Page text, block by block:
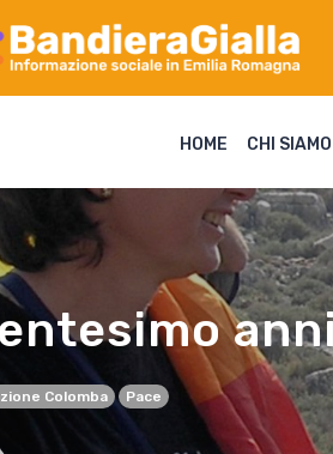
HOME CHI SIAMO
Colomba Pace